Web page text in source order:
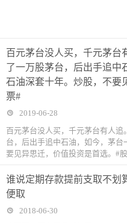
百元茅台没人买，千元茅台
了一万股茅台，后出手追中
石油深套十年。炒股，不要
票#
2019-06-28
百元茅台没人买，千元茅台有人
台，后出手追中石油，如今，茅
要见异思迁，价值投资是首选。#
谁说定期存款提前支取不划
便取
2018-06-30